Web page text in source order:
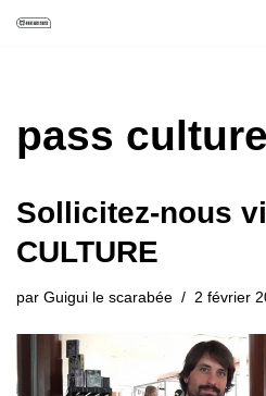
pass culture
Sollicitez-nous
CULTURE
par Guigui le scarabée 2 février